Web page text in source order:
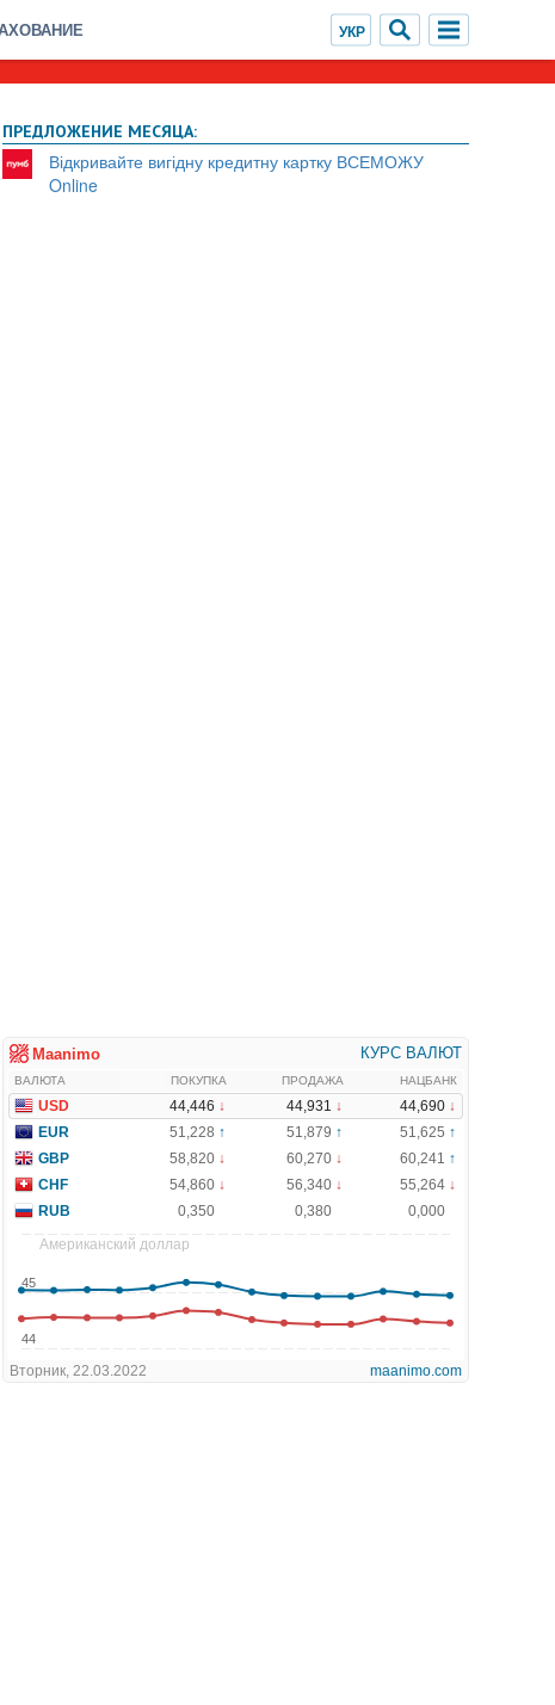
ПРЕДЛОЖЕНИЕ МЕСЯЦА:
Відкривайте вигідну кредитну картку ВСЕМОЖУ
Online